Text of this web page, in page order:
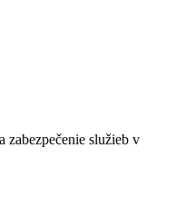
zabezpečenie služieb v